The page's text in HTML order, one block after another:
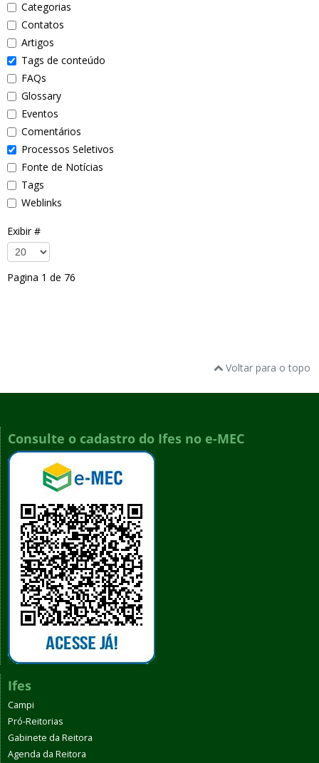
Categorias
Contatos
Artigos
Tags de conteúdo
FAQs
Glossary
Eventos
Comentários
Processos Seletivos
Fonte de Notícias
Tags
Weblinks
Exibir #
Pagina 1 de 76
Voltar para o topo
Consulte o cadastro do Ifes no e-MEC
Ifes
Campi
Pró-Reitorias
Gabinete da Reitora
Agenda da Reitora